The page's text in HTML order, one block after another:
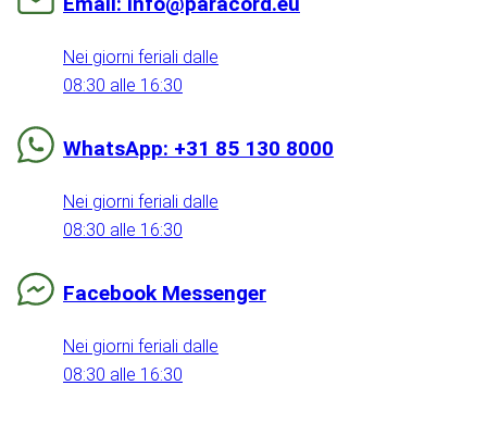
Nei giorni feriali dalle
08:30 alle 16:30
WhatsApp: +31 85 130 8000
Nei giorni feriali dalle
08:30 alle 16:30
Facebook Messenger
Nei giorni feriali dalle
08:30 alle 16:30